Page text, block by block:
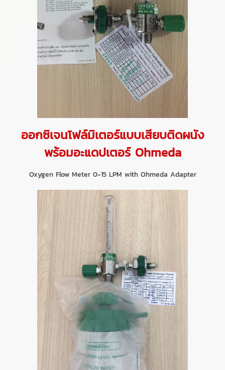
ออกซิเจนโฟล์มิเตอร์แบบเสียบติดผนัง
พร้อมอะแดปเตอร์ Ohmeda
Oxygen Flow Meter 0-15 LPM with Ohmeda Adapter